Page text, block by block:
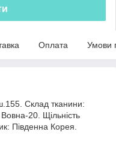
Оплата Умови
Склад тканини:
20. Щільність
Південна Корея.